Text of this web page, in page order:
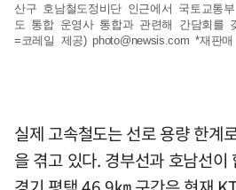
산구 호남철도정비단 인근에서 국토교통
도 통합 운영사 통합과 관련해 간담회를
=코레일 제공)photo@newsis.com *재판
실제 고속철도는 선로 용량 한계
을 겪고 있다. 경부선과 호남선